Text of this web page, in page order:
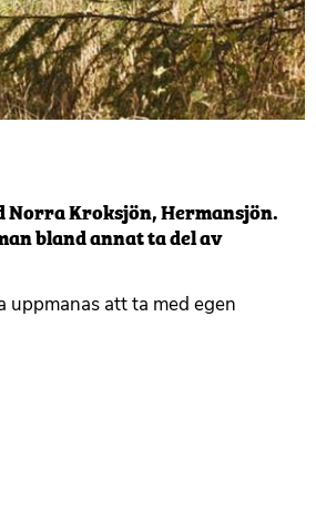
Kroksjön, Hermansjön.
bland annat ta del av
uppmanas att ta med egen